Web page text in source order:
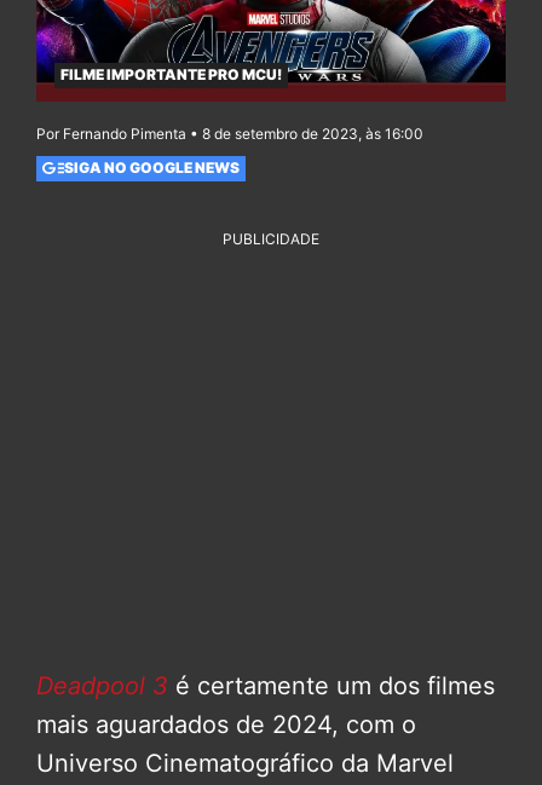
FILME IMPORTANTE PRO MCU!
Por Fernando Pimenta • 8 de setembro de 2023, às 16:00
SIGA NO GOOGLE NEWS
PUBLICIDADE
Deadpool 3 é certamente um dos filmes
mais aguardados de 2024, com o
Universo Cinematográfico da Marvel